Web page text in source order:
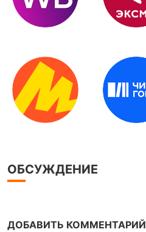
ОБСУЖДЕНИЕ
ДОБАВИТЬ КОММЕНТАРИЙ